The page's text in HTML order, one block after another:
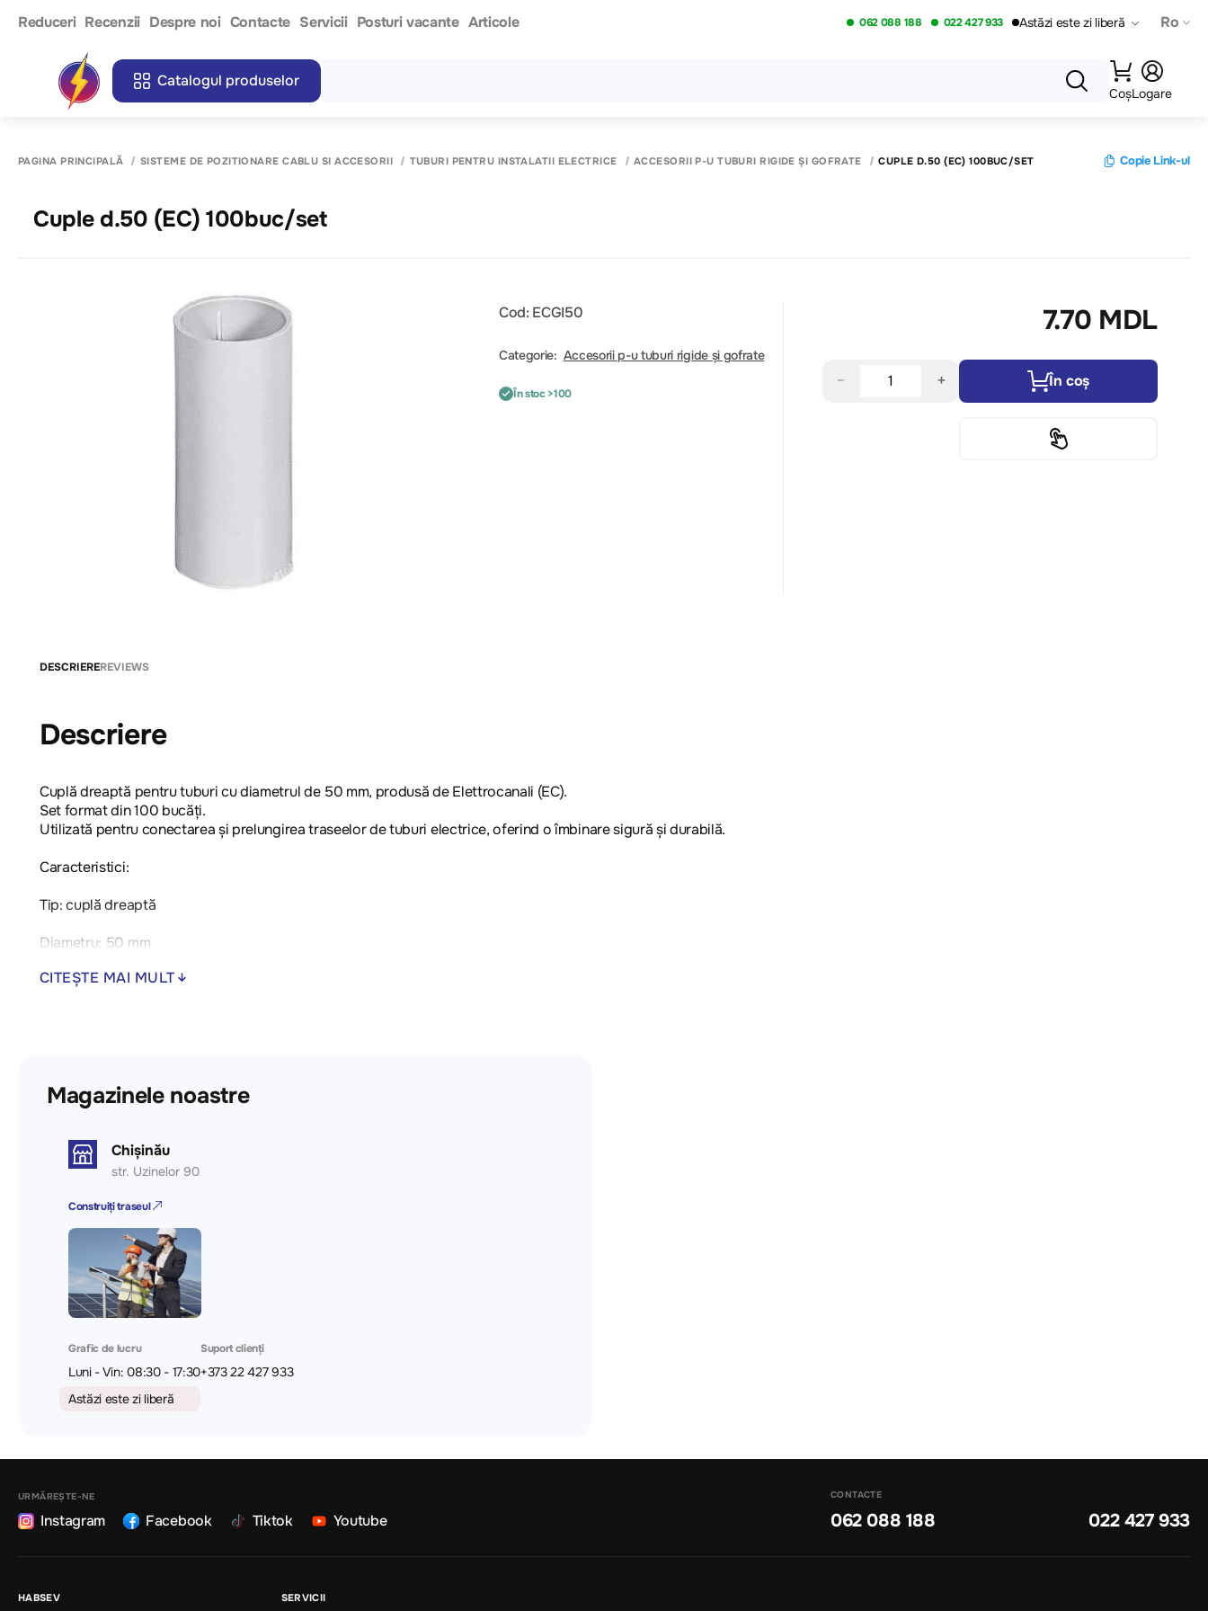
Reduceri Recenzii Despre noi Contacte Servicii Posturi vacante Articole 062 088 188 022 427 933 Astăzi este zi liberă Ro
Catalogul produselor
CoșLogare
PAGINA PRINCIPALĂ SISTEME DE POZITIONARE CABLU SI ACCESORII TUBURI PENTRU INSTALATII ELECTRICE ACCESORII P-U TUBURI RIGIDE ȘI GOFRATE CUPLE D.50 (EC) 100BUC/SET Copie Link-ul
Cuple d.50 (EC) 100buc/set
Cod: ECGI50
Categorie: Accesorii p-u tuburi rigide și gofrate
În stoc >100
7.70 MDL
− + În coș
DESCRIEREREVIEWS
Descriere
Cuplă dreaptă pentru tuburi cu diametrul de 50 mm, produsă de Elettrocanali (EC).
Set format din 100 bucăți.
Utilizată pentru conectarea și prelungirea traseelor de tuburi electrice, oferind o îmbinare sigură și durabilă.
Caracteristici:
Tip: cuplă dreaptă
Diametru: 50 mm
Cantitate: 100 bucăți/set
CITEȘTE MAI MULT
Magazinele noastre
Chișinău
str. Uzinelor 90
Construiți traseul
Grafic de lucru
Luni - Vin: 08:30 - 17:30
Astăzi este zi liberă
Suport clienți
+373 22 427 933
URMĂREȘTE-NE
Instagram Facebook Tiktok Youtube
CONTACTE
062 088 188 022 427 933
HABSEV SERVICII